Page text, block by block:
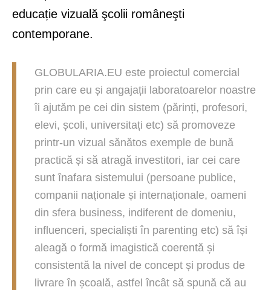
educație vizuală şcolii româneşti
contemporane.
GLOBULARIA.EU este proiectul comercial
prin care eu și angajații laboratoarelor noastre
îi ajutăm pe cei din sistem (părinți, profesori,
elevi, școli, universitați etc) să promoveze
printr-un vizual sănătos exemple de bună
practică și să atragă investitori, iar cei care
sunt înafara sistemului (persoane publice,
companii naționale și internaționale, oameni
din sfera business, indiferent de domeniu,
influenceri, specialiști în parenting etc) să își
aleagă o formă imagistică coerentă și
consistentă la nivel de concept și produs de
livrare în școală, astfel încât să spună că au